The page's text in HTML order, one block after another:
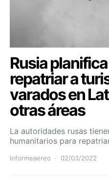
Rusia
repatriar a
varados en
otras áreas
La autoridades rusas
humanitarios para
informeaereo 02/03/2022